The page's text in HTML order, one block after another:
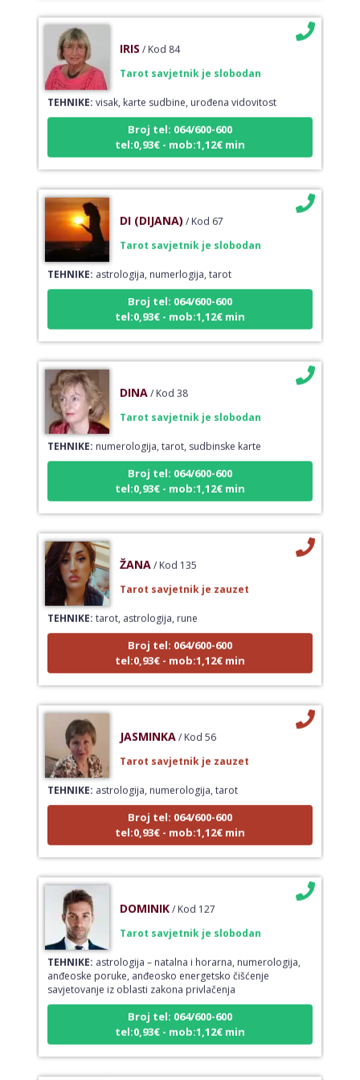
TEHNIKE:visak, karte sudbine, urođena vidovitost
Broj tel: 064/600-600
tel:0,93€ - mob:1,12€ min
TEHNIKE:astrologija, numerlogija, tarot
Broj tel: 064/600-600
tel:0,93€ - mob:1,12€ min
TEHNIKE:numerologija, tarot, sudbinske karte
Broj tel: 064/600-600
tel:0,93€ - mob:1,12€ min
TEHNIKE:tarot, astrologija, rune
Broj tel: 064/600-600
tel:0,93€ - mob:1,12€ min
TEHNIKE:astrologija, numerologija, tarot
Broj tel: 064/600-600
tel:0,93€ - mob:1,12€ min
TEHNIKE:astrologija – natalna i horarna, numerologija,
anđeoske poruke, anđeosko energetsko čišćenje
savjetovanje iz oblasti zakona privlačenja
Broj tel: 064/600-600
tel:0,93€ - mob:1,12€ min